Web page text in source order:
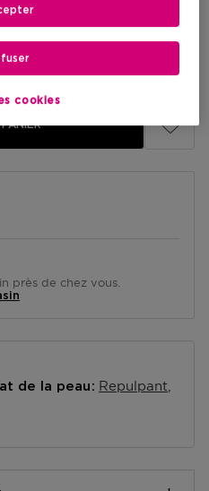
près de chez vous.
de la peau Repulpant
cookies